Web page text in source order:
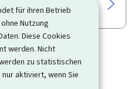
für ihren Betrieb
Nutzung
Diese Cookies
werden. Nicht
zu statistischen
aktiviert, wenn Sie